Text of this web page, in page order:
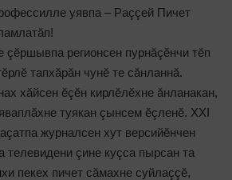
уявпа – Раççей Пичет
çӗршывпа регионсен пурнăçӗнчи тӗп
тапхăрăн чунӗ те сăнланнă.
хăйсен ӗçӗн кирлӗлӗхне ăнланакан,
туякан çынсем ӗçленӗ. XXI
журналсен хут версийӗнчен
телевидени çине куçса пырсан та
пекех пичет сăмахне суйлаççӗ,